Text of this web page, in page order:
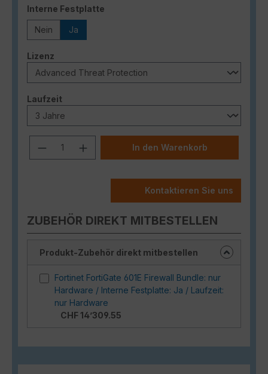
Interne Festplatte
Nein Ja
Lizenz
Laufzeitauswählen
Produkt Anzahl: Gib den
In den Warenkorb
Kontaktieren Sie uns
ZUBEHÖR DIREKT MITBESTELLEN
Produkt-Zubehör direkt mitbestellen
Fortinet FortiGate 601E Firewall Bundle: nur
Hardware / Interne Festplatte: Ja / Laufzeit:
nur Hardware
CHF 14’309.55